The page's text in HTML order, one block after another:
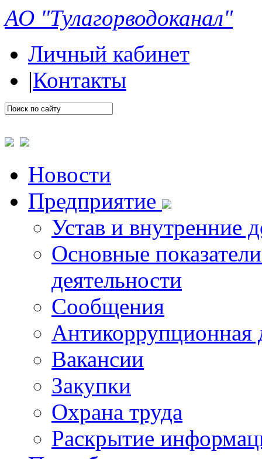
АО "Тулагорводоканал"
Личный кабинет
|Контакты
Новости
Предприятие
Устав и внутренние
Основные
деятельности
Сообщения
Антикоррупционная
Вакансии
Закупки
Охрана труда
Раскрытие